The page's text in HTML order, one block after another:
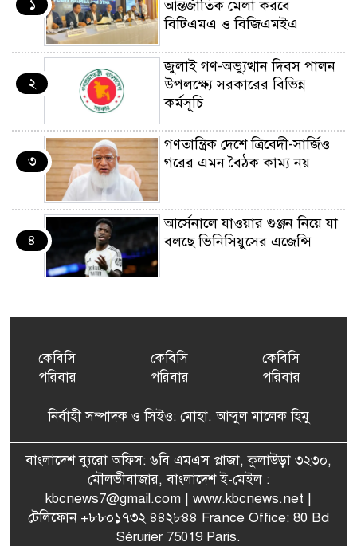
১
আন্তর্জাতিক মেলা করবে
বিটিএমএ ও বিজিএমইএ
২
জুলাই গণ-অভ্যুত্থান দিবস পালন
উপলক্ষ্যে সরকারের বিভিন্ন
কর্মসূচি
৩
গণতান্ত্রিক দেশে ত্রিবেদী-সার্জিও
গরের এমন বৈঠক কাম্য নয়
৪
আর্সেনালে যাওয়ার গুঞ্জন নিয়ে যা
বলছে ভিনিসিয়ুসের এজেন্সি
৫
যুক্তরাষ্ট্র-জাপানের বিরল পদক্ষেপ
বেনজীরের অন্য দেশের পাসপোর্ট
পরিকল্পনা মন্ত্রণালয়ের স্থায়ী
কমিটি সদস্য হলেন এমপি শকু
মৌলভীবাজারের রাজনগরে
কেবিসি
পরিবার
কেবিসি
পরিবার
কেবিসি
পরিবার
নির্বাহী সম্পাদক ও সিইও: মোহা. আব্দুল মালেক হিমু
বাংলাদেশ ব্যুরো অফিস: ৬বি এমএস প্লাজা, কুলাউড়া ৩২৩০,
মৌলভীবাজার, বাংলাদেশ ই-মেইল :
kbcnews7@gmail.com | www.kbcnews.net |
টেলিফোন +৮৮০১৭৩২ ৪৪২৮৪৪ France Office: 80 Bd
Sérurier 75019 Paris.